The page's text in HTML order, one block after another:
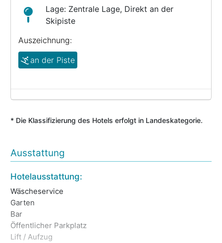
Lage: Zentrale Lage, Direkt an der
Skipiste
Auszeichnung:
an der Piste
* Die Klassifizierung des Hotels erfolgt in Landeskategorie.
Ausstattung
Hotelausstattung:
Wäscheservice
Garten
Bar
Öffentlicher Parkplatz
Lift / Aufzug